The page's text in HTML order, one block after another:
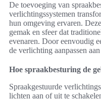
De toevoeging van
verlichtingssystemen
hun omgeving ervaren.
gemak en sfeer dat
evenaren. Door eenvoudig
de verlichting aanpassen
Hoe spraakbesturing de
Spraakgestuurde
lichten aan of uit te